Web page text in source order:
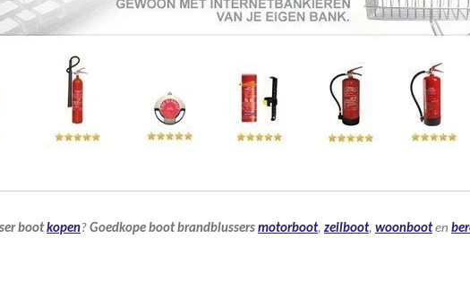
bootkopen? Goedkope boot brandblussers motorboot, zeilboot, woonbooten